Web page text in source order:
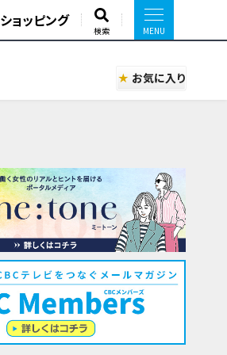
ショッピング
検索
お気に入り